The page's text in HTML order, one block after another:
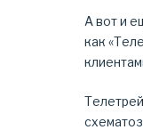
А вот и
как